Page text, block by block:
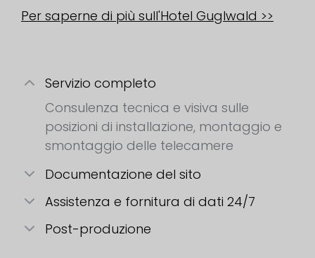
Per saperne di più sull'Hotel Guglwald >>
Servizio completo
Consulenza tecnica e visiva sulle
posizioni di installazione, montaggio e
smontaggio delle telecamere
Documentazione del sito
Assistenza e fornitura di dati 24/7
Post-produzione